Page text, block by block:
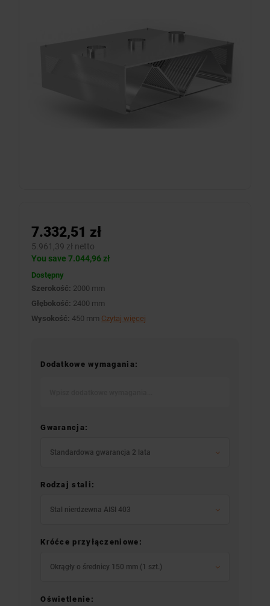
7.332,51 zł
5.961,39 zł netto
You save 7.044,96 zł
Dostępny
Szerokość: 2000 mm
Głębokość: 2400 mm
Wysokość: 450 mm Czytaj więcej
Dodatkowe wymagania:
Gwarancja:
Standardowa gwarancja 2 lata
Rodzaj stali:
Stal nierdzewna AISI 403
Króćce przyłączeniowe:
Okrągły o średnicy 150 mm (1 szt.)
Oświetlenie: